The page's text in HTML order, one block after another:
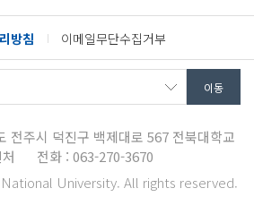
방침 이메일무단수집거부
전주시 덕진구 백제대로 567 전북대학교
전화 : 063-270-3670
University. All rights reserved.